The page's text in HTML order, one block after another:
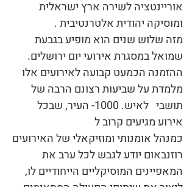
אוריינטציה לשירה ארץ ישראלית
ומוסיקה יהודית אלטרנטיבית .
מזה שלוש שנים הוא מופיע בגבעת
שמואל במסגרת אירועי יום ירושלים.
ההזמנה הכמעט קבועה לאירועים אלו
מלמדת על שביעות רצונם הרבה של
תושבי לאיש. 1000- העיר, שבכל
אירוע מגיעים קרוב ל
כמנהל אומנותי ומוזיקאלי של האירועים
רוזנבאום יודע לגבש לכל ערב את
המאפיינים המוסיקליים הייחודיים לו,